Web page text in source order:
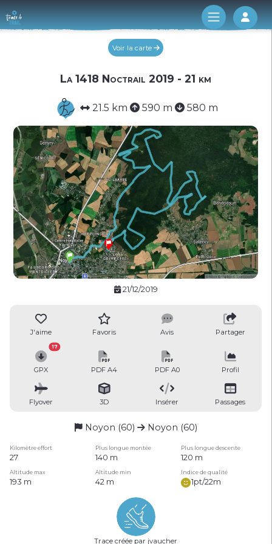
Log
Voir la carte
La 1418 Noctrail 2019 - 21 km
21.5 km 590 m 580 m
21/12/2019
J'aime Favoris Avis Partager
GPX
17
PDF A4 PDF A0 Profil
Flyover 3D Insérer Passages
Noyon (60) Noyon (60)
Kilomètre effort Plus longue montée Plus longue descente
27 140 m 120 m
Altitude max Altitude min Indice de qualité
193 m 42 m 1pt/22m
Trace créée par jvaucher